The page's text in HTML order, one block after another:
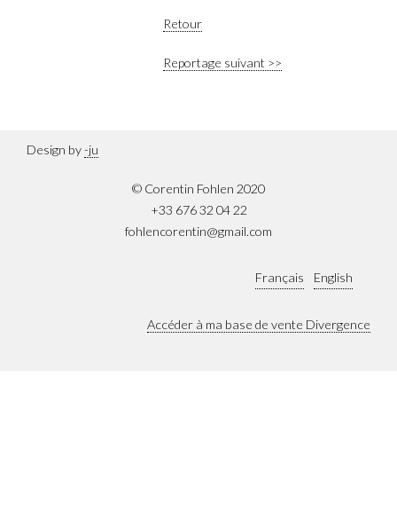
Retour
Reportage suivant >>
Design by-ju
© Corentin Fohlen 2020
+33 676 32 04 22
fohlencorentin@gmail.com
Français English
Accéder à ma base de vente Divergence